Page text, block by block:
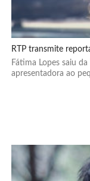
RTP transmite
Fátima Lopes saiu
apresentadora ao